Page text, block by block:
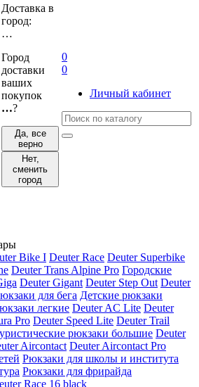
Доставка в
город:
…
Город
доставки
ваших
покупок
…?
Да, все
верно
Нет,
сменить
город
0
0
Личный кабинет
Bike I Deuter Race Deuter Superbike
Deuter Trans Alpine Pro Городские
Deuter Gigant Deuter Step Out Deuter
для бега Детские рюкзаки
легкие Deuter AС Lite Deuter
Pro Deuter Speed Lite Deuter Trail
рюкзаки большие Deuter
Aircontact Deuter Aircontact Pro
Рюкзаки для школы и института
Рюкзаки для фрирайда